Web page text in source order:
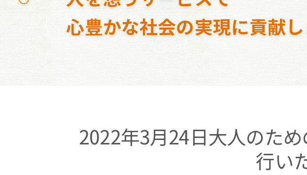
心豊かな社会の実現に貢献
2022年3月24日大人のた
行い